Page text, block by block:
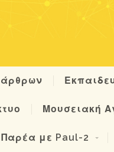
Μουσειακή
Παρέα με Paul-2